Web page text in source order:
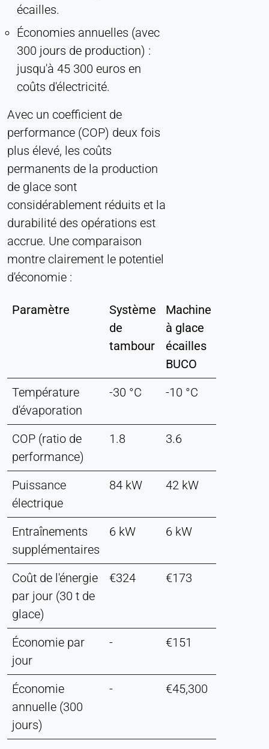
écailles.
Économies annuelles (avec
300 jours de production) :
jusqu'à 45 300 euros en
coûts d'électricité.
Avec un coefficient de
performance (COP) deux fois
plus élevé, les coûts
permanents de la production
de glace sont
considérablement réduits et la
durabilité des opérations est
accrue. Une comparaison
montre clairement le potentiel
d'économie :
Paramètre
Système
de
tambour
Machine
à glace
écailles
BUCO
Température
d'évaporation
-30 °C -10 °C
COP (ratio de
performance)
1.8 3.6
Puissance
électrique
84 kW 42 kW
Entraînements
supplémentaires
6 kW 6 kW
Coût de l'énergie
par jour (30 t de
glace)
€324 €173
Économie par
jour
- €151
Économie
annuelle (300
jours)
- €45,300